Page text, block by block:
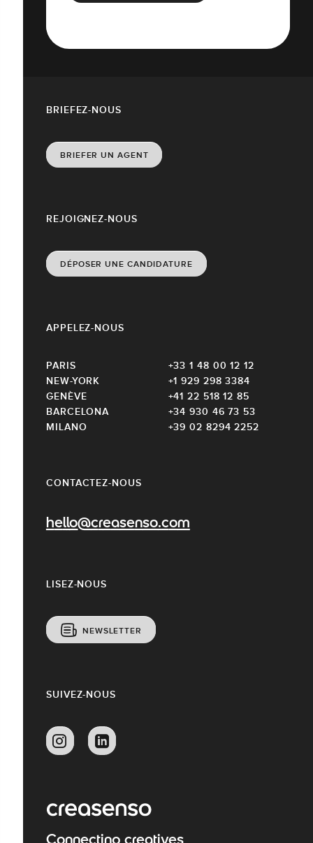
CONTACTEZ-NOUS
hello@creasenso.com
REJOIGNEZ-NOUS
DÉPOSER UNE CANDIDATURE
LISEZ-NOUS
NEWSLETTER
APPELEZ-NOUS
PARIS
+33 1 48 00 12 12
NEW-YORK
+1 929 298 3384
GENÈVE
+41 22 518 12 85
BARCELONA
+34 930 46 73 53
MILANO
+39 02 8294 2252
BRIEFEZ-NOUS
BRIEFER UN AGENT
SUIVEZ-NOUS